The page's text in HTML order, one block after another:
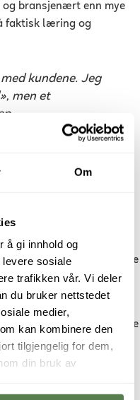
Om
å gi innhold og
sosiale
trafikken vår. Vi deler
du bruker nettstedet
medier,
kan kombinere den
tilgjengelig for dem,
din bruk av
bransjenært enn mye
faktisk læring og
kundene. Jeg
men et
Almås
og bevisst med kundene
gjenbruk av innhold og
sine faglig.
Jeg leverer ikke bare
Fra januar 2026 driver
allerede fakturert